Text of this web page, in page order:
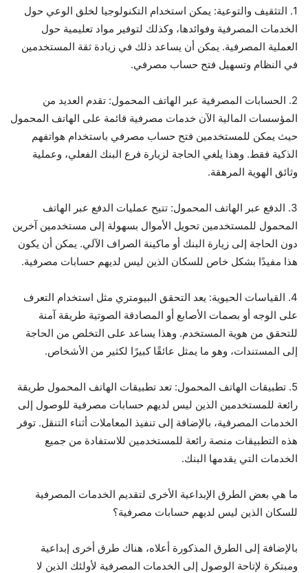
1. التثقيف والتوعية: يمكن استخدام التكنولوجيا لخلق الوعي حول
الخدمات المصرفية وفوائدها، وكذلك لتوفير مواد تعليمية حول
العملية المصرفية. يمكن أن يساعد ذلك في زيادة ثقة المستخدمين
في النظام وتسهيل فتح حساب مصرفي.
2. الحسابات المصرفية عبر الهاتف المحمول: تقدم العديد من
المؤسسات المالية الآن خدمات مصرفية قائمة على الهاتف المحمول
حيث يمكن للمستخدمين فتح حساب مصرفي باستخدام هواتفهم
الذكية فقط. وهذا يلغي الحاجة لزيارة فرع البنك الفعلي، وعملية
وثائق الهوية المرهقة.
3. الدفع عبر الهاتف المحمول: تتيح عمليات الدفع عبر الهاتف
المحمول للمستخدمين تحويل الأموال بسهولة إلى مستخدمين آخرين
دون الحاجة إلى زيارة البنك أو ماكينة الصراف الآلي. يمكن أن يكون
هذا مفيدًا بشكل خاص للسكان الذين ليس لديهم حسابات مصرفية.
4. القياسات الحيوية: يعد التحقق البيومتري مثل استخدام التعرف
على الوجه أو بصمات الأصابع أو المصادقة الصوتية طريقة آمنة
للتحقق من هوية المستخدم. وهذا يساعد على التخلص من الحاجة
إلى المستندات، وهو ما يمثل عائقًا كبيرًا لكثير من الأشخاص.
5. تطبيقات الهاتف المحمول: تعد تطبيقات الهاتف المحمول طريقة
رائعة للمستخدمين الذين ليس لديهم حسابات مصرفية للوصول إلى
الخدمات المصرفية، بالإضافة إلى تنفيذ المعاملات أثناء التنقل. توفر
هذه التطبيقات منصة رائعة للمستخدمين للاستفادة من جميع
الخدمات التي يقدمها البنك.
ما هي بعض الطرق الإبداعية الأخرى لتقديم الخدمات المصرفية
للسكان الذين ليس لديهم حسابات مصرفية؟
بالإضافة إلى الطرق المذكورة أعلاه، هناك طرق أخرى إبداعية
ومبتكرة لإتاحة الوصول إلى الخدمات المصرفية لأولئك الذين لا